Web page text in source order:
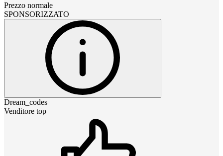
Prezzo normale
SPONSORIZZATO
Dream_codes
Venditore top